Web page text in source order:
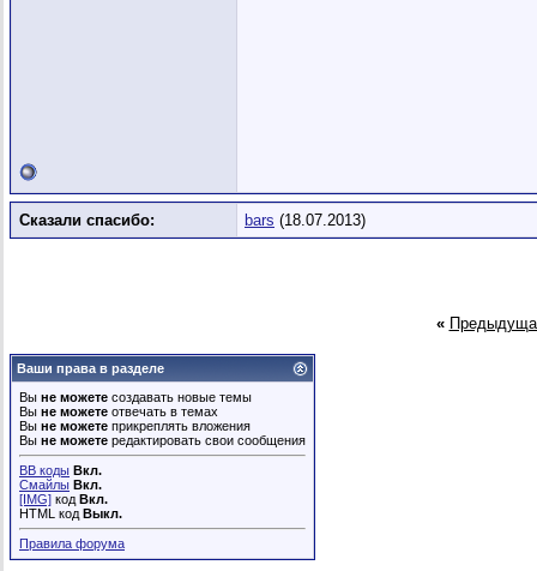
Сказали спасибо: bars (18.07.2013)
«
Ваши права в разделе
Вы не можете создавать новые темы
Вы не можете отвечать в темах
Вы не можете прикреплять вложения
Вы не можете редактировать свои сообщения
BB коды Вкл.
Смайлы Вкл.
[IMG] код Вкл.
HTML код Выкл.
Правила форума